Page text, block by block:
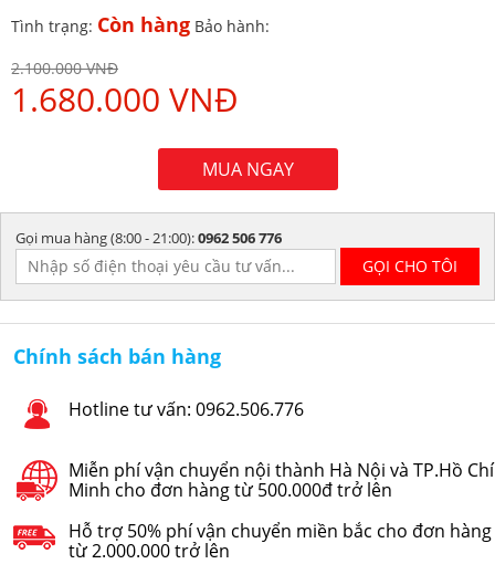
Tình trạng: Còn hàng Bảo hành:
2.100.000 VNĐ
1.680.000 VNĐ
MUA NGAY
Gọi mua hàng (8:00 - 21:00):0962 506 776
Chính sách bán hàng
Hotline tư vấn: 0962.506.776
Miễn phí vận chuyển nội thành Hà Nội và TP.Hồ Chí
Minh cho đơn hàng từ 500.000đ trở lên
Hỗ trợ 50% phí vận chuyển miền bắc cho đơn hàng
từ 2.000.000 trở lên